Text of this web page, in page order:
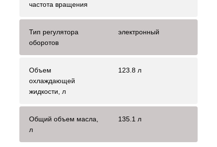
частота вращения
Тип регулятора
оборотов
электронный
Объем
охлаждающей
жидкости, л
123.8 л
Общий объем масла,
л
135.1 л